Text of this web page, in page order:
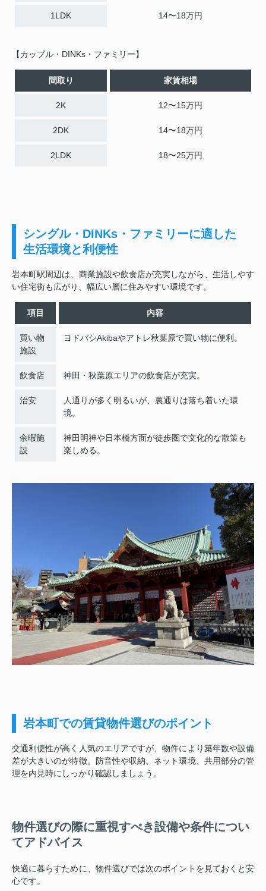
1LDK 14〜18万円
【カップル・DINKs・ファミリー】
間取り 家賃相場
2K 12〜15万円
2DK 14〜18万円
2LDK 18〜25万円
シングル・DINKs・ファミリーに適した
生活環境と利便性
岩本町駅周辺は、商業施設や飲食店が充実しながら、生活しやす
い住宅街も広がり、幅広い層に住みやすい環境です。
項目 内容
買い物
施設
ヨドバシAkibaやアトレ秋葉原で買い物に便利。
飲食店 神田・秋葉原エリアの飲食店が充実。
治安
人通りが多く明るいが、裏通りは落ち着いた環
境。
余暇施
設
神田明神や日本橋方面が徒歩圏で文化的な散策も
楽しめる。
岩本町での賃貸物件選びのポイント
交通利便性が高く人気のエリアですが、物件により築年数や設備
差が大きいのが特徴。防音性や収納、ネット環境、共用部分の管
理を内見時にしっかり確認しましょう。
物件選びの際に重視すべき設備や条件につい
てアドバイス
快適に暮らすために、物件選びでは次のポイントを見ておくと安
心です。